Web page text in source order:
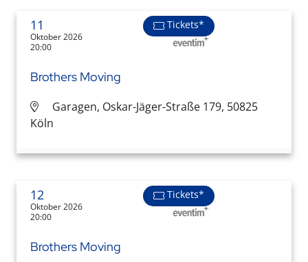
11
Oktober 2026
20:00
Tickets*
Brothers Moving
Garagen, Oskar-Jäger-Straße 179, 50825
Köln
12
Oktober 2026
20:00
Tickets*
Brothers Moving